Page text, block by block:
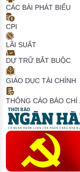
CÁC BÀI PHÁT BIỂU
CPI
LÃI SUẤT
DỰ TRỮ BẮT BUỘC
GIÁO DỤC TÀI CHÍNH
THÔNG CÁO BÁO CHÍ